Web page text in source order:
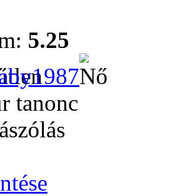
5.25
tanonc